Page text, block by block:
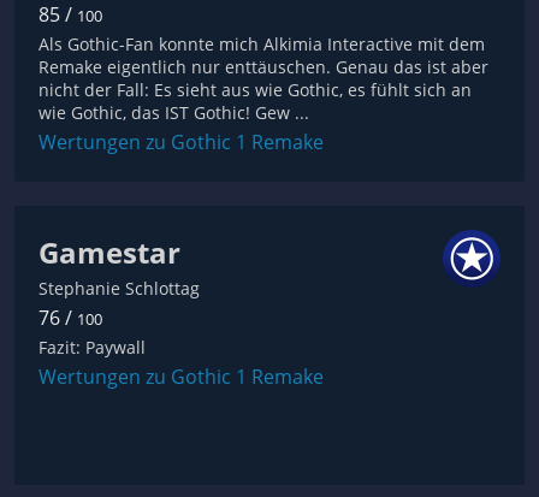
85 / 100
Als Gothic-Fan konnte mich Alkimia Interactive mit dem
Remake eigentlich nur enttäuschen. Genau das ist aber
nicht der Fall: Es sieht aus wie Gothic, es fühlt sich an
wie Gothic, das IST Gothic! Gew ...
Wertungen zu Gothic 1 Remake
Gamestar
Stephanie Schlottag
76 / 100
Fazit: Paywall
Wertungen zu Gothic 1 Remake